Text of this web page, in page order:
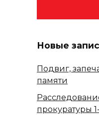
Новые
Подвиг,
памяти
прокуратуры